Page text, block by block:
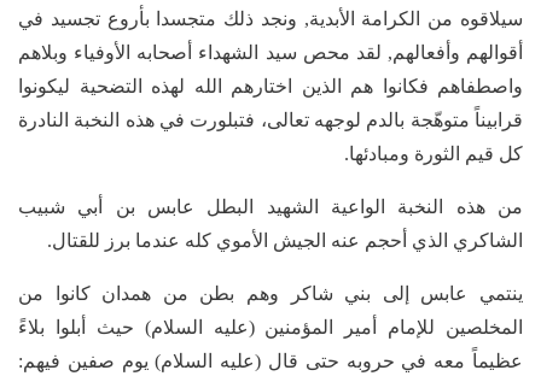
سيلاقوه من الكرامة الأبدية, ونجد ذلك متجسدا بأروع تجسيد في
أقوالهم وأفعالهم, لقد محص سيد الشهداء أصحابه الأوفياء وبلاهم
واصطفاهم فكانوا هم الذين اختارهم الله لهذه التضحية ليكونوا
قرابيناً متوهّجة بالدم لوجهه تعالى، فتبلورت في هذه النخبة النادرة
كل قيم الثورة ومبادئها.
من هذه النخبة الواعية الشهيد البطل عابس بن أبي شبيب
الشاكري الذي أحجم عنه الجيش الأموي كله عندما برز للقتال.
ينتمي عابس إلى بني شاكر وهم بطن من همدان كانوا من
المخلصين للإمام أمير المؤمنين (عليه السلام) حيث أبلوا بلاءً
عظيماً معه في حروبه حتى قال (عليه السلام) يوم صفين فيهم: